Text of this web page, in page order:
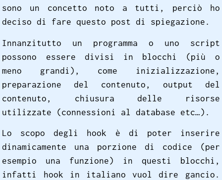
sono un concetto noto a tutti, perciò ho
deciso di fare questo post di spiegazione.
Innanzitutto un programma o uno script
possono essere divisi in blocchi (più o
meno grandi), come inizializzazione,
preparazione del contenuto, output del
contenuto, chiusura delle risorse
utilizzate (connessioni al database etc…).
Lo scopo degli hook è di poter inserire
dinamicamente una porzione di codice (per
esempio una funzione) in questi blocchi,
infatti hook in italiano vuol dire gancio.